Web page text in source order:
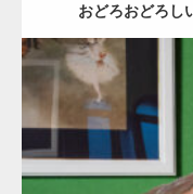
おどろおどろし
Category:ハロウィン